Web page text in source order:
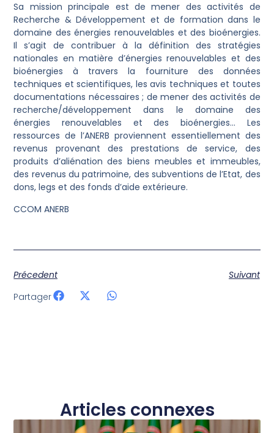
Sa mission principale est de mener des activités de
Recherche & Développement et de formation dans le
domaine des énergies renouvelables et des bioénergies.
Il s’agit de contribuer à la définition des stratégies
nationales en matière d’énergies renouvelables et des
bioénergies à travers la fourniture des données
techniques et scientifiques, les avis techniques et toutes
documentations nécessaires ; de mener des activités de
recherche/développement dans le domaine des
énergies renouvelables et des bioénergies… Les
ressources de l’ANERB proviennent essentiellement des
revenus provenant des prestations de service, des
produits d’aliénation des biens meubles et immeubles,
des revenus du patrimoine, des subventions de l’Etat, des
dons, legs et des fonds d’aide extérieure.
CCOM ANERB
Précedent
Suivant
Partager
Articles connexes